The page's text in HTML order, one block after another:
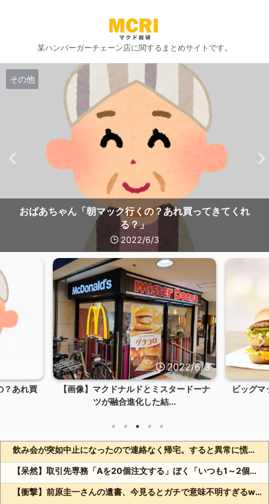
某ハンバーガーチェーン店に関するまとめサイトです。
その他
おばあちゃん「朝マック行くの？あれ買ってきてくれ
る？」
2022/6/3
？あれ買
2022/6/3
【画像】マクドナルドとミスタードーナ
ツが融合進化した結...
ビッグマ
飲み会が突如中止になったので連絡なく帰宅。すると異常に慌てる嫁。なので無理やりリビング突入した結果→
【呆然】取引先専務「Aを20個注文する」ぼく「いつも1～2個しか使わないけど本当に20であってる？」取専「あってる」⇒結果！
【衝撃】前原圭一さんの遺書、今見るとガチで意味不明すぎるwww